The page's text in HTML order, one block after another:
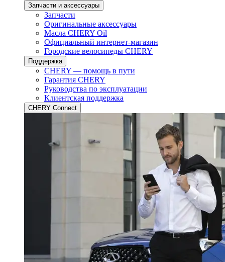
Запчасти и аксессуары
Запчасти
Оригинальные аксессуары
Масла CHERY Oil
Официальный интернет-магазин
Городские велосипеды CHERY
Поддержка
CHERY — помощь в пути
Гарантия CHERY
Руководства по эксплуатации
Клиентская поддержка
CHERY Connect